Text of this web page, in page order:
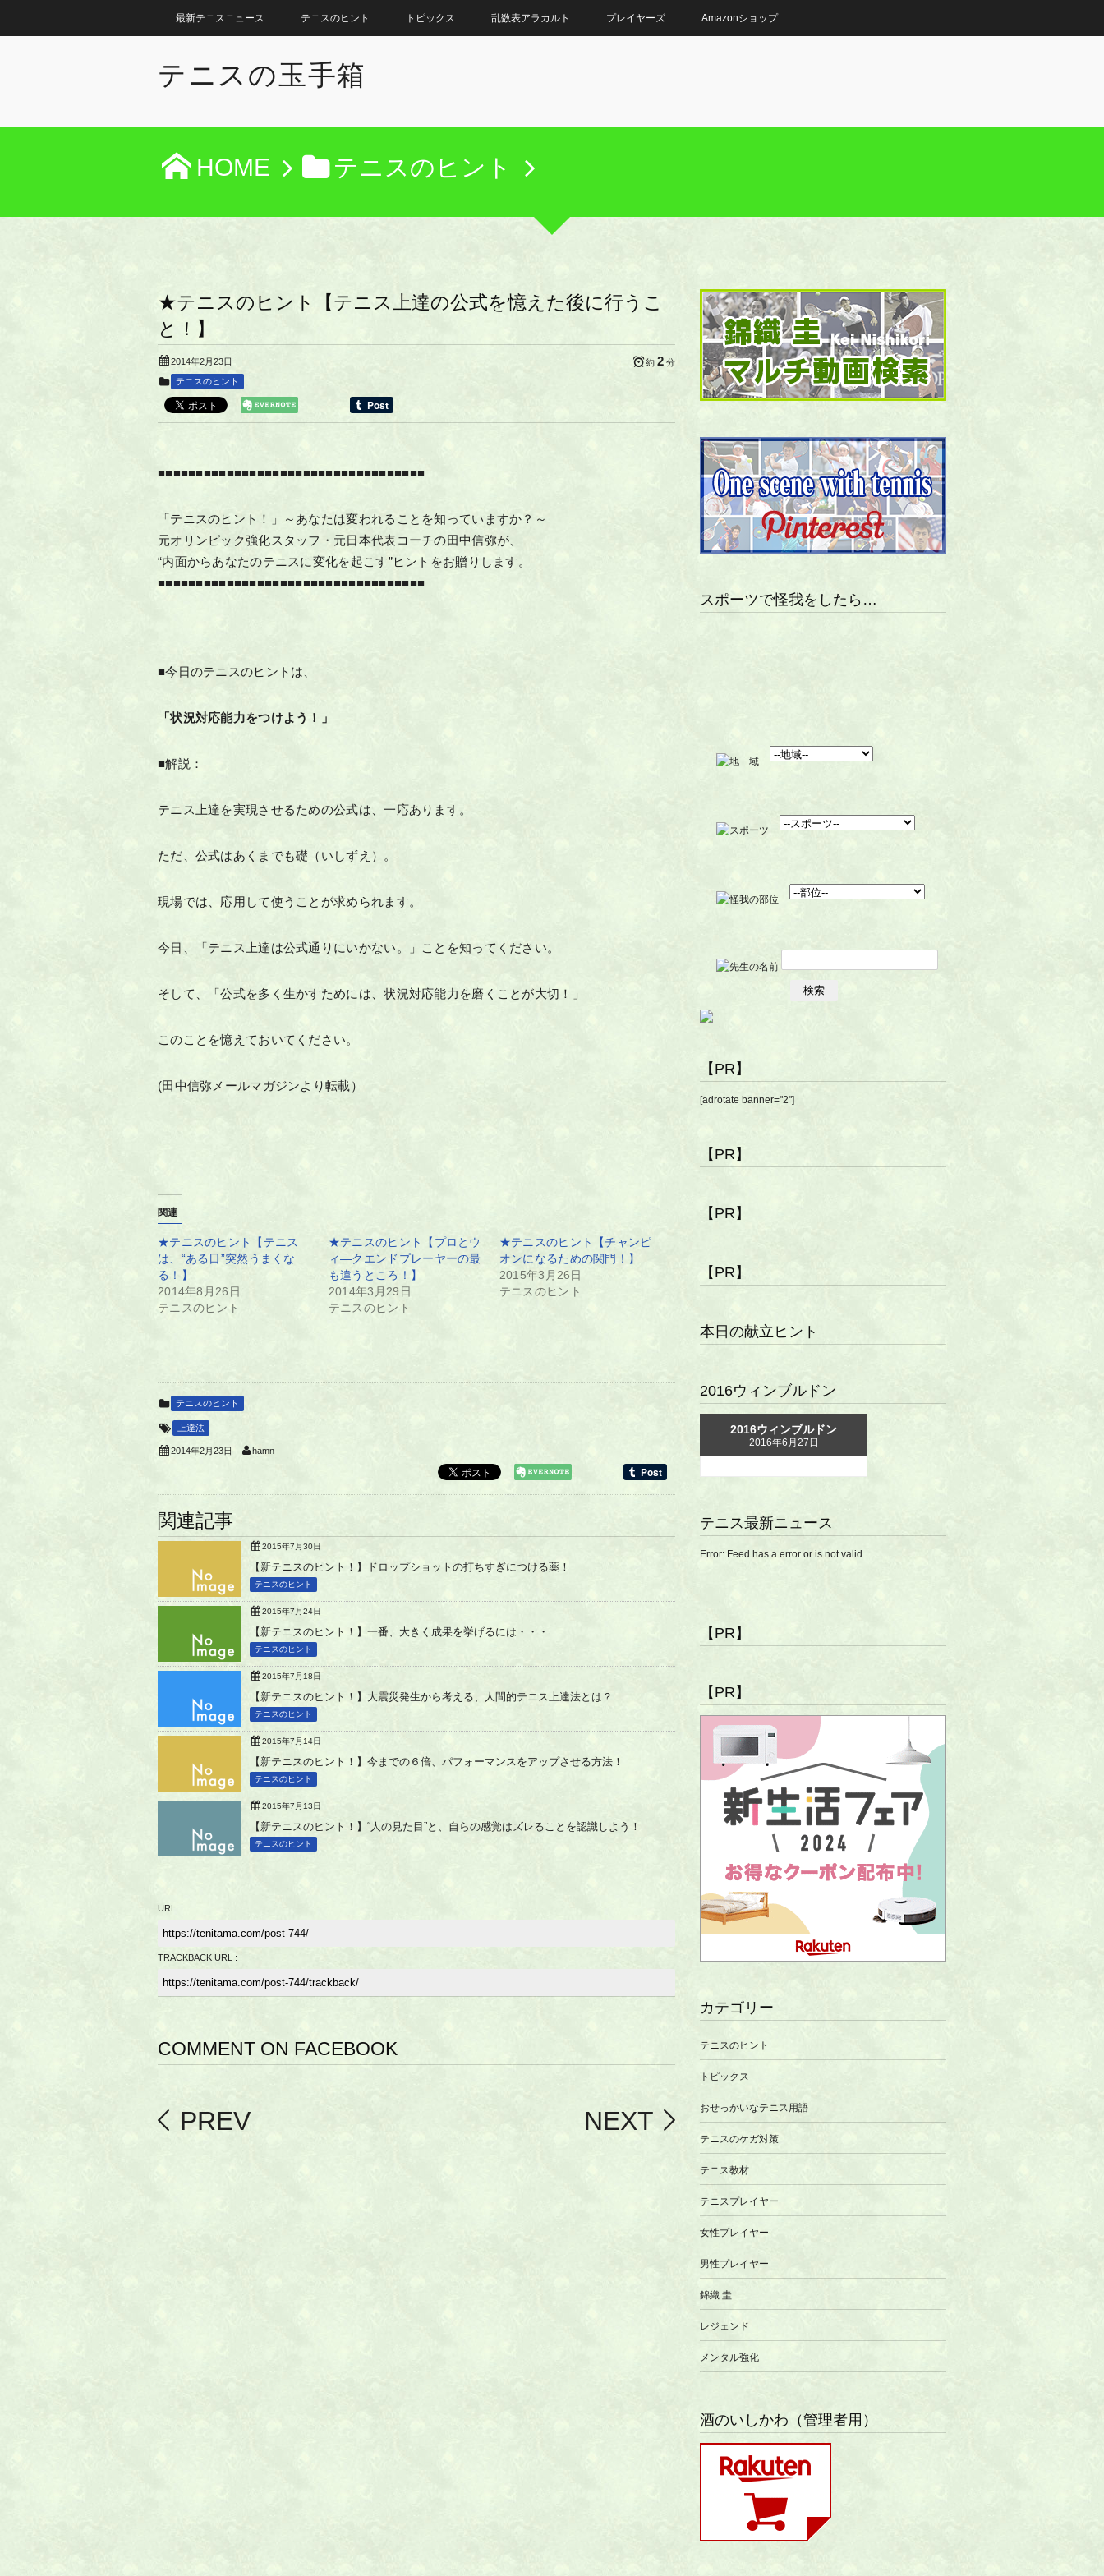
最新テニスニュース テニスのヒント トピックス 乱数表アラカルト プレイヤーズ Amazonショップ
テニスの玉手箱
HOME テニスのヒント
★テニスのヒント【テニス上達の公式を憶えた後に行うこ
と！】
2014年2月23日 約 2 分
テニスのヒント
■■■■■■■■■■■■■■■■■■■■■■■■■■■■■■■■■■■
「テニスのヒント！」～あなたは変われることを知っていますか？～
元オリンピック強化スタッフ・元日本代表コーチの田中信弥が、
“内面からあなたのテニスに変化を起こす”ヒントをお贈りします。
■■■■■■■■■■■■■■■■■■■■■■■■■■■■■■■■■■■
■今日のテニスのヒントは、
「状況対応能力をつけよう！」
■解説：
テニス上達を実現させるための公式は、一応あります。
ただ、公式はあくまでも礎（いしずえ）。
現場では、応用して使うことが求められます。
今日、「テニス上達は公式通りにいかない。」ことを知ってください。
そして、「公式を多く生かすためには、状況対応能力を磨くことが大切！」
このことを憶えておいてください。
(田中信弥メールマガジンより転載）
関連
★テニスのヒント【テニス
は、“ある日”突然うまくな
る！】
2014年8月26日
テニスのヒント
★テニスのヒント【プロとウ
ィ―クエンドプレーヤーの最
も違うところ！】
2014年3月29日
テニスのヒント
★テニスのヒント【チャンピ
オンになるための関門！】
2015年3月26日
テニスのヒント
テニスのヒント
上達法
2014年2月23日 hamn
関連記事
2015年7月30日
【新テニスのヒント！】ドロップショットの打ちすぎにつける薬！
テニスのヒント
2015年7月24日
【新テニスのヒント！】一番、大きく成果を挙げるには・・・
テニスのヒント
2015年7月18日
【新テニスのヒント！】大震災発生から考える、人間的テニス上達法とは？
テニスのヒント
2015年7月14日
【新テニスのヒント！】今までの６倍、パフォーマンスをアップさせる方法！
テニスのヒント
2015年7月13日
【新テニスのヒント！】“人の見た目”と、自らの感覚はズレることを認識しよう！
テニスのヒント
URL :
TRACKBACK URL :
COMMENT ON FACEBOOK
PREV NEXT
スポーツで怪我をしたら…
【PR】
[adrotate banner="2"]
【PR】
【PR】
【PR】
本日の献立ヒント
2016ウィンブルドン
2016ウィンブルドン
2016年6月27日
テニス最新ニュース
Error: Feed has a error or is not valid
【PR】
【PR】
カテゴリー
テニスのヒント
トピックス
おせっかいなテニス用語
テニスのケガ対策
テニス教材
テニスプレイヤー
女性プレイヤー
男性プレイヤー
錦織 圭
レジェンド
メンタル強化
酒のいしかわ（管理者用）